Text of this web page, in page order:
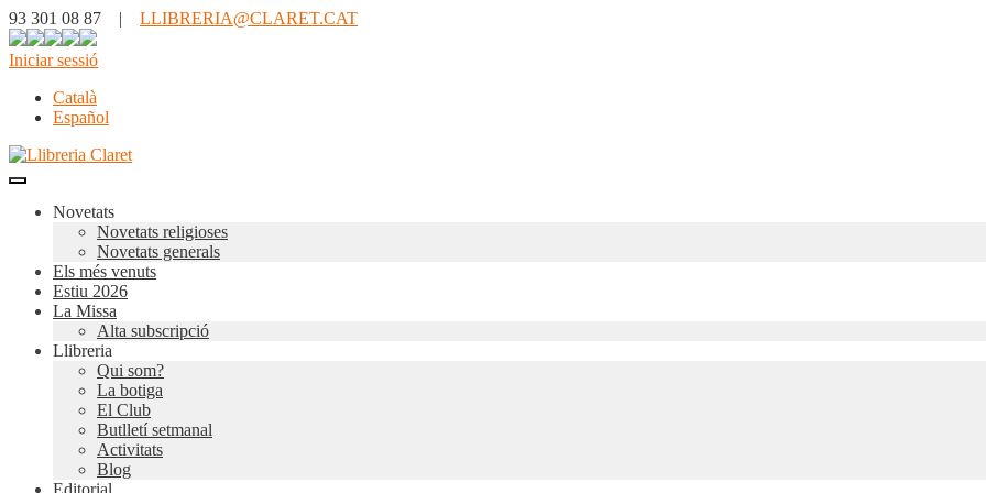
93 301 08 87 | LLIBRERIA@CLARET.CAT
Iniciar sessió
Català
Español
Novetats
Novetats religioses
Novetats generals
Els més venuts
Estiu 2026
La Missa
Alta subscripció
Llibreria
Qui som?
La botiga
El Club
Butlletí setmanal
Activitats
Blog
Editorial